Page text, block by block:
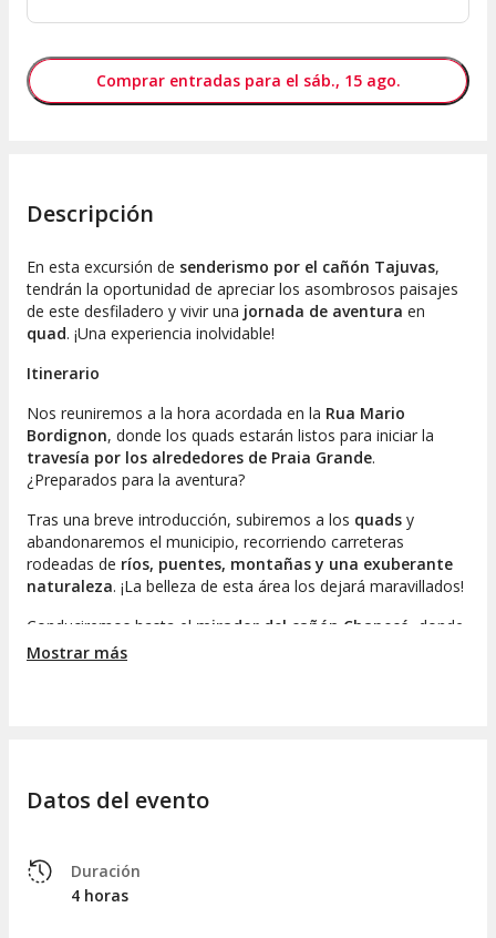
Comprar entradas para el sáb., 15 ago.
Descripción
En esta excursión de senderismo por el cañón Tajuvas,
tendrán la oportunidad de apreciar los asombrosos paisajes
de este desfiladero y vivir una jornada de aventura en
quad. ¡Una experiencia inolvidable!
Itinerario
Nos reuniremos a la hora acordada en la Rua Mario
Bordignon, donde los quads estarán listos para iniciar la
travesía por los alrededores de Praia Grande.
¿Preparados para la aventura?
Tras una breve introducción, subiremos a los quads y
abandonaremos el municipio, recorriendo carreteras
rodeadas de ríos, puentes, montañas y una exuberante
naturaleza. ¡La belleza de esta área los dejará maravillados!
Conduciremos hasta el mirador del cañón Chapecó
, donde
realizaremos una parada para
cañón Tajuvas, alcanzando una
Iniciaremos el regreso con una parada en la
Cachaças Hahn
Mostrar más
Datos del evento
Duración
4 horas